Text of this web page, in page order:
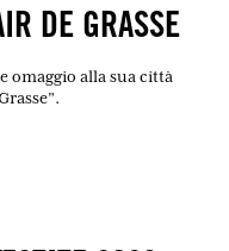
DE GRASSE
omaggio alla sua città